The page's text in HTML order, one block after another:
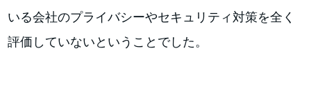
いる会社のプライバシーやセキュリティ対策を全く
評価していないということでした。